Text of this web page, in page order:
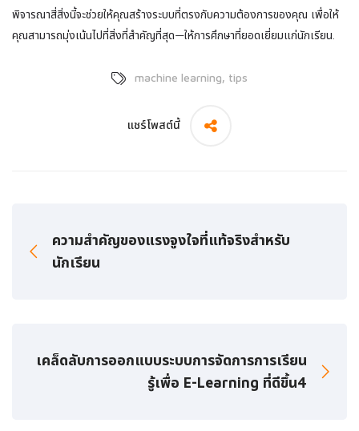
พิจารณาสี่สิ่งนี้จะช่วยให้คุณสร้างระบบที่ตรงกับความต้องการของคุณ เพื่อให้
คุณสามารถมุ่งเน้นไปที่สิ่งที่สําคัญที่สุด—ให้การศึกษาที่ยอดเยี่ยมแก่นักเรียน.
machine learning, tips
แชร์โพสต์นี้
ความสําคัญของแรงจูงใจที่แท้จริงสําหรับ
นักเรียน
เคล็ดลับการออกแบบระบบการจัดการการเรียน
รู้เพื่อ E-Learning ที่ดีขึ้น4